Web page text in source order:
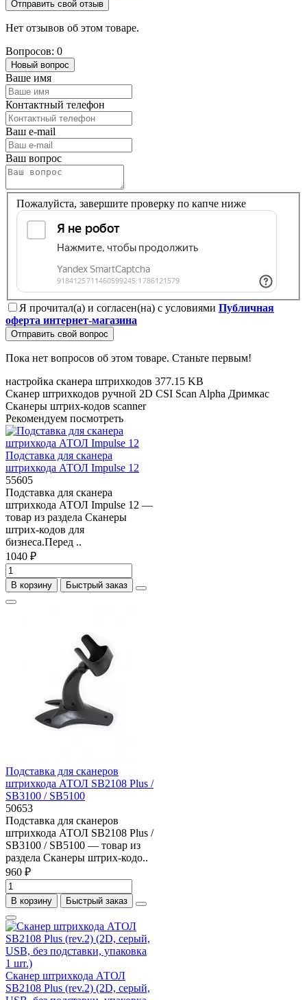
Отправить свой отзыв
Нет отзывов об этом товаре.
Вопросов: 0
Новый вопрос
Ваше имя
Контактный телефон
Ваш e-mail
Ваш вопрос
Пожалуйста, завершите проверку по капче ниже
Я прочитал(а) и согласен(на) с условиями Публичная
оферта интернет-магазина
Отправить свой вопрос
Пока нет вопросов об этом товаре. Станьте первым!
настройка сканера штрихкодов 377.15 KB
Cканер штрихкодов ручной 2D CSI Scan Alpha Дримкас
Сканеры штрих-кодов scanner
Рекомендуем посмотреть
Подставка для сканера
штрихкода АТОЛ Impulse 12
55605
Подставка для сканера
штрихкода АТОЛ Impulse 12 —
товар из раздела Сканеры
штрих-кодов для
бизнеса.Перед ..
1040 ₽
В корзину Быстрый заказ
Подставка для сканеров
штрихкода АТОЛ SB2108 Plus /
SB3100 / SB5100
50653
Подставка для сканеров
штрихкода АТОЛ SB2108 Plus /
SB3100 / SB5100 — товар из
раздела Сканеры штрих-кодо..
960 ₽
В корзину Быстрый заказ
Сканер штрихкода АТОЛ
SB2108 Plus (rev.2) (2D, серый,